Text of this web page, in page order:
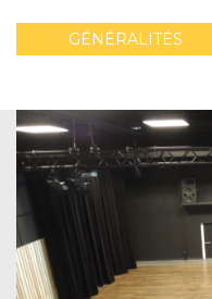
GÉNÉRALITÉS